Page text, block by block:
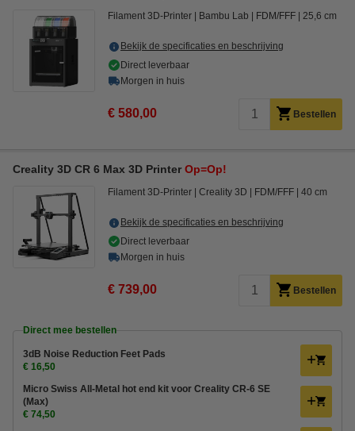
Filament 3D-Printer Bambu Lab FDM/FFF 25,6 cm
Bekijk de specificaties en beschrijving
Direct leverbaar
Morgen in huis
€ 580,00 Bestellen
Creality 3D CR 6 Max 3D Printer Op=Op!
Filament 3D-Printer Creality 3D FDM/FFF 40 cm
Bekijk de specificaties en beschrijving
Direct leverbaar
Morgen in huis
€ 739,00 Bestellen
Direct mee bestellen
3dB Noise Reduction Feet Pads
€ 16,50
Micro Swiss All-Metal hot end kit voor Creality CR-6 SE
(Max)
€ 74,50